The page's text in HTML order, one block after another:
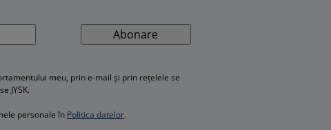
Abonare
meu, prin e-mail și prin rețelele se
JYSK.
personale în Politica datelor.